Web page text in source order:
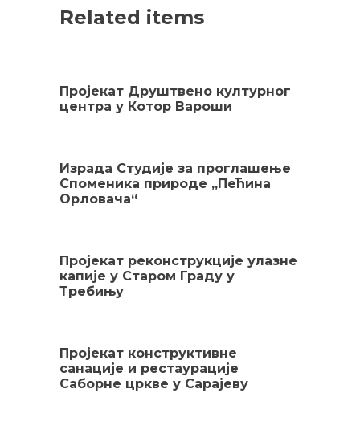
Related items
Пројекат Друштвено културног
центра у Котор Вароши
Израда Студије за проглашење
Споменика природе „Пећина
Орловача“
Пројекат реконструкције улазне
капије у Старом Граду у
Требињу
Пројекат конструктивне
санације и рестаурације
Саборне цркве у Сарајеву